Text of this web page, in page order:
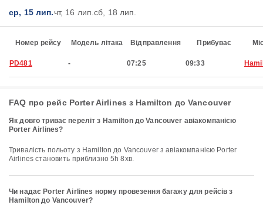
ср, 15 лип.чт, 16 лип.сб, 18 лип.
Номер рейсу Модель літака Відправлення Прибуває
PD481 - 07:25 09:33
FAQ про рейс Porter Airlines з Hamilton до Vancouver
Як довго триває переліт з Hamilton до Vancouver авіакомпанією
Porter Airlines?
Тривалість польоту з Hamilton до Vancouver з авіакомпанією Porter
Airlines становить приблизно 5h 8хв.
Чи надає Porter Airlines норму провезення багажу для рейсів з
Hamilton до Vancouver?